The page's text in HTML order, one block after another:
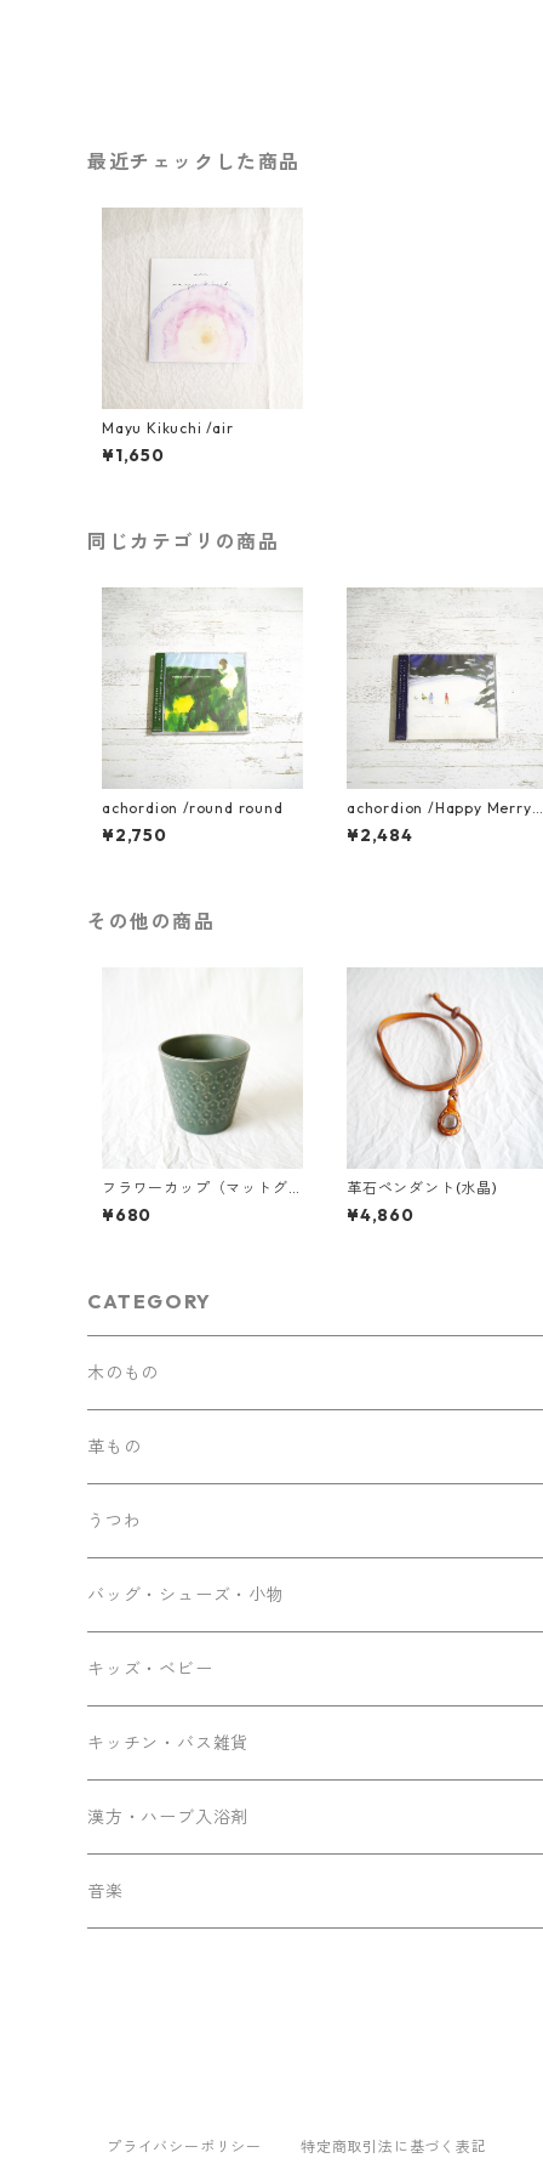
最近チェックした商品
Mayu Kikuchi /air
¥1,650
同じカテゴリの商品
achordion /round round
¥2,750
achordion /Happy Merry
hristmas!
¥2,484
その他の商品
フラワーカップ（マットグ
リーン）
¥680
革石ペンダント(水晶)
¥4,860
CATEGORY
木のもの
革もの
うつわ
バッグ・シューズ・小物
キッズ・ベビー
キッチン・バス雑貨
漢方・ハーブ入浴剤
音楽
プライバシーポリシー 特定商取引法に基づく表記